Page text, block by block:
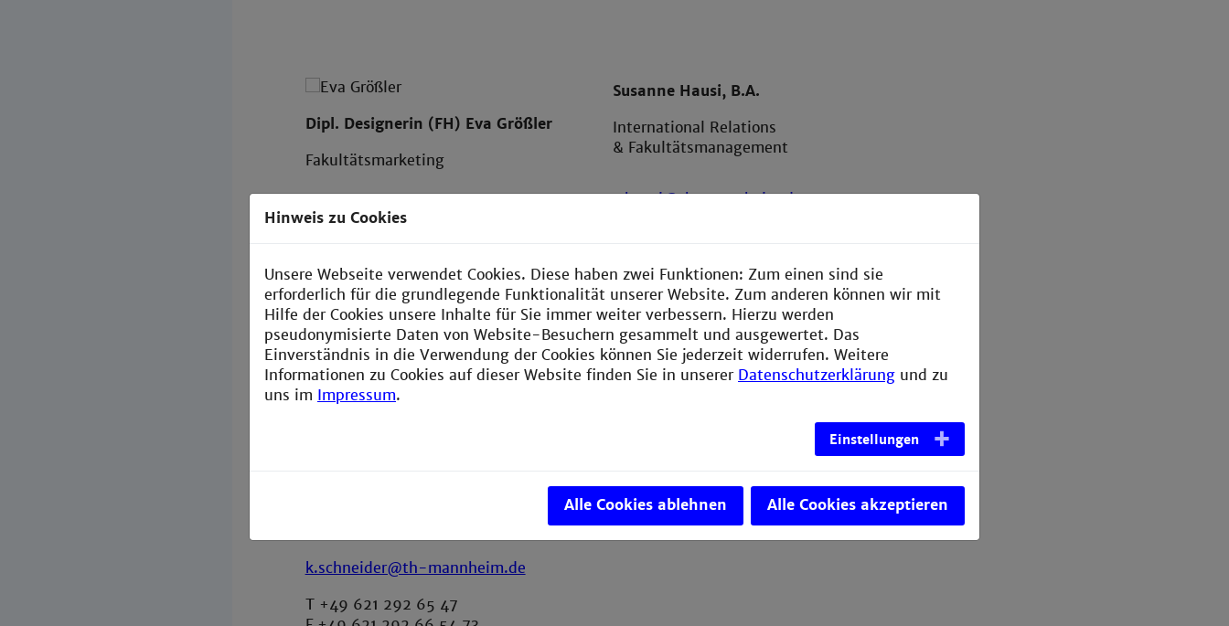
Dipl. Designerin (FH) Eva Größler
Fakultätsmarketing
e.groessler@th-mannheim.de
Gebäude L, Raum 355
Susanne Hausi, B.A.
International Relations
& Fakultätsmanagement
s.hausi@th-mannheim.de
Gebäude L, Raum 355
k.schneider@th-mannheim.de
T +49 621 292 65 47
Hinweis zu Cookies
Unsere Webseite verwendet Cookies. Diese haben zwei Funktionen: Zum einen sind sie
erforderlich für die grundlegende Funktionalität unserer Website. Zum anderen können wir mit
Hilfe der Cookies unsere Inhalte für Sie immer weiter verbessern. Hierzu werden
pseudonymisierte Daten von Website-Besuchern gesammelt und ausgewertet. Das
Einverständnis in die Verwendung der Cookies können Sie jederzeit widerrufen. Weitere
Informationen zu Cookies auf dieser Website finden Sie in unserer Datenschutzerklärung und zu
uns im Impressum.
Einstellungen
Alle Cookies ablehnen Alle Cookies akzeptieren